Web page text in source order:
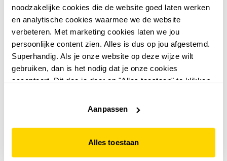
noodzakelijke cookies die de website goed laten werken
en analytische cookies waarmee we de website
verbeteren. Met marketing cookies laten we jou
persoonlijke content zien. Alles is dus op jou afgestemd.
Superhandig. Als je onze website op deze wijze wilt
gebruiken, dan is het nodig dat je onze cookies
accepteert. Dit doe je door op "Alles toestaan" te klikken.
website niet optimaal functioneert.
Aanpassen
Alles toestaan
Kjelvik
Kjelvik gewatteerde
heren softshell jas zwart
119,9910999
4,7
Kjelvik
Kjelvik gewatteerde
heren softshell jas
blauw
119,9910999